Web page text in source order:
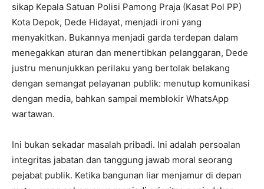
sikap Kepala Satuan Polisi Pamong Praja (Kasat Pol PP)
Kota Depok, Dede Hidayat, menjadi ironi yang
menyakitkan. Bukannya menjadi garda terdepan dalam
menegakkan aturan dan menertibkan pelanggaran, Dede
justru menunjukkan perilaku yang bertolak belakang
dengan semangat pelayanan publik: menutup komunikasi
dengan media, bahkan sampai memblokir WhatsApp
wartawan.
Ini bukan sekadar masalah pribadi. Ini adalah persoalan
integritas jabatan dan tanggung jawab moral seorang
pejabat publik. Ketika bangunan liar menjamur di depan